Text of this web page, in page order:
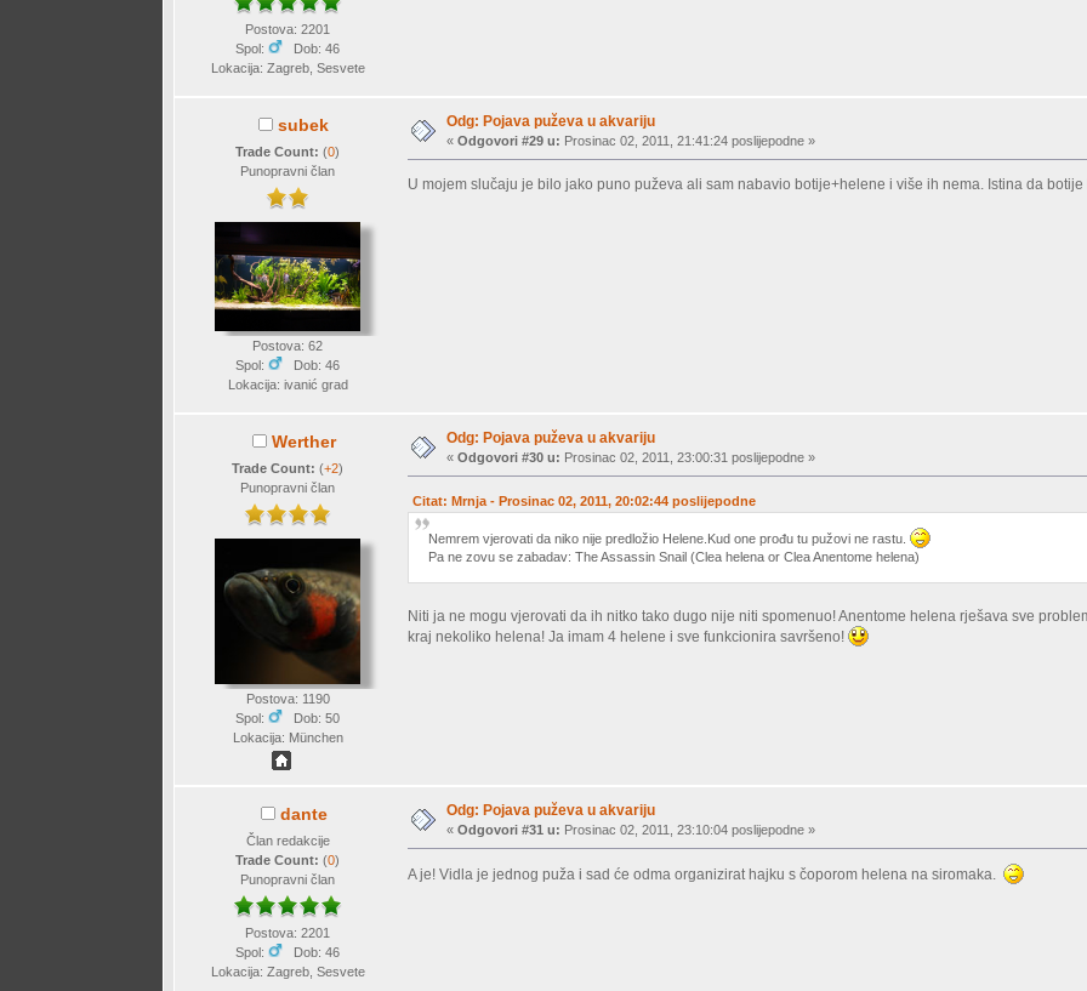
Postova: 2201
Spol:
Dob: 46
Lokacija: Zagreb, Sesvete
subek
Trade Count:(0)
Punopravni član
Postova: 62
Spol:
Dob: 46
Lokacija: ivanić grad
Odg: Pojava puževa u akvariju
«Odgovori #29 u: Prosinac 02, 2011, 21:41:24 poslijepodne »
U mojem slučaju je bilo jako puno puževa ali sam nabavio botije+helene i više ih nema. Istina da
Werther
Trade Count:(+2)
Punopravni član
Postova: 1190
Spol:
Dob: 50
Lokacija: München
Odg: Pojava puževa u akvariju
«Odgovori #30 u: Prosinac 02, 2011, 23:00:31 poslijepodne »
Citat: Mrnja - Prosinac 02, 2011, 20:02:44 poslijepodne
Nemrem vjerovati da niko nije predložio Helene.Kud one prođu tu pužovi ne rastu.
Pa ne zovu se zabadav: The Assassin Snail (Clea helena or Clea Anentome helena)
Niti ja ne mogu vjerovati da ih nitko tako dugo nije niti spomenuo! Anentome helena rješava sve
kraj nekoliko helena! Ja imam 4 helene i sve funkcionira savršeno!
dante
Član redakcije
Trade Count:(0)
Punopravni član
Postova: 2201
Spol:
Dob: 46
Lokacija: Zagreb, Sesvete
Odg: Pojava puževa u akvariju
«Odgovori #31 u: Prosinac 02, 2011, 23:10:04 poslijepodne »
A je! Vidla je jednog puža i sad će odma organizirat hajku s čoporom helena na siromaka.